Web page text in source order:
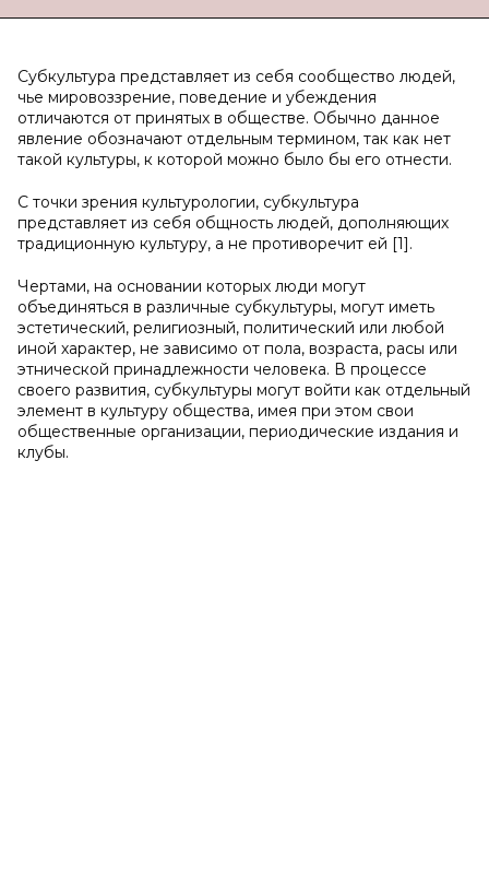
Субкультура представляет из себя сообщество людей,
чье мировоззрение, поведение и убеждения
отличаются от принятых в обществе. Обычно данное
явление обозначают отдельным термином, так как нет
такой культуры, к которой можно было бы его отнести.
С точки зрения культурологии, субкультура
представляет из себя общность людей, дополняющих
традиционную культуру, а не противоречит ей [1].
Чертами, на основании которых люди могут
объединяться в различные субкультуры, могут иметь
эстетический, религиозный, политический или любой
иной характер, не зависимо от пола, возраста, расы или
этнической принадлежности человека. В процессе
своего развития, субкультуры могут войти как отдельный
элемент в культуру общества, имея при этом свои
общественные организации, периодические издания и
клубы.